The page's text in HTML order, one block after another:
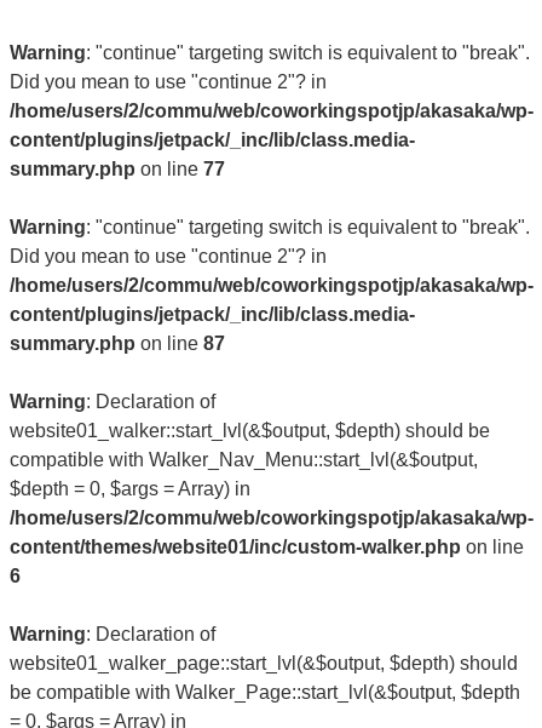
Warning: "continue" targeting switch is equivalent to "break".
Did you mean to use "continue 2"? in
/home/users/2/commu/web/coworkingspotjp/akasaka/wp-
content/plugins/jetpack/_inc/lib/class.media-
summary.php on line 77
Warning: "continue" targeting switch is equivalent to "break".
Did you mean to use "continue 2"? in
/home/users/2/commu/web/coworkingspotjp/akasaka/wp-
content/plugins/jetpack/_inc/lib/class.media-
summary.php on line 87
Warning: Declaration of
website01_walker::start_lvl(&$output, $depth) should be
compatible with Walker_Nav_Menu::start_lvl(&$output,
$depth = 0, $args = Array) in
/home/users/2/commu/web/coworkingspotjp/akasaka/wp-
content/themes/website01/inc/custom-walker.php on line
6
Warning: Declaration of
website01_walker_page::start_lvl(&$output, $depth) should
be compatible with Walker_Page::start_lvl(&$output, $depth
= 0, $args = Array) in